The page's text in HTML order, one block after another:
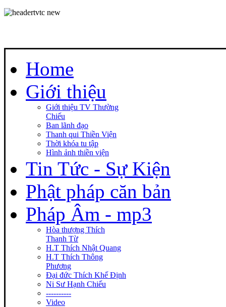
Home
Giới thiệu
Giới thiệu TV Thường
Chiếu
Ban lãnh đạo
Thanh qui Thiền Viện
Thời khóa tu tập
Hình ảnh thiền viện
Tin Tức - Sự Kiện
Phật pháp căn bản
Pháp Âm - mp3
Hòa thượng Thích
Thanh Từ
H.T Thích Nhật Quang
H.T Thích Thông
Phương
Đại đức Thích Khế Định
Ni Sư Hạnh Chiếu
----------
Video